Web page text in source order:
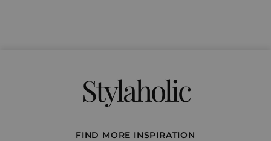
Stylaholic
FIND MORE INSPIRATION